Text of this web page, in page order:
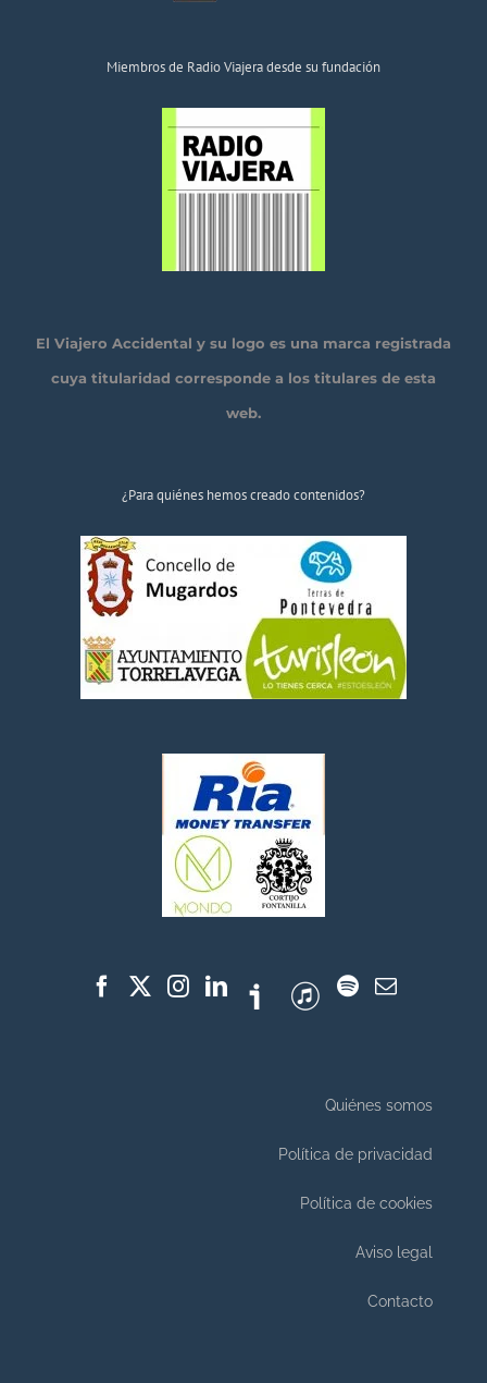
Miembros de Radio Viajera desde su fundación
El Viajero Accidental y su logo es una marca registrada
cuya titularidad corresponde a los titulares de esta
web.
¿Para quiénes hemos creado contenidos?
Quiénes somos
Política de privacidad
Política de cookies
Aviso legal
Contacto